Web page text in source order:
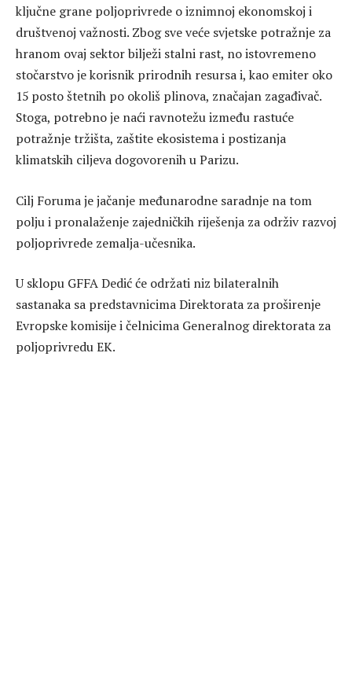
ključne grane poljoprivrede o iznimnoj ekonomskoj i
društvenoj važnosti. Zbog sve veće svjetske potražnje za
hranom ovaj sektor bilježi stalni rast, no istovremeno
stočarstvo je korisnik prirodnih resursa i, kao emiter oko
15 posto štetnih po okoliš plinova, značajan zagađivač.
Stoga, potrebno je naći ravnotežu između rastuće
potražnje tržišta, zaštite ekosistema i postizanja
klimatskih ciljeva dogovorenih u Parizu.
Cilj Foruma je jačanje međunarodne saradnje na tom
polju i pronalaženje zajedničkih riješenja za održiv razvoj
poljoprivrede zemalja-učesnika.
U sklopu GFFA Dedić će održati niz bilateralnih
sastanaka sa predstavnicima Direktorata za proširenje
Evropske komisije i čelnicima Generalnog direktorata za
poljoprivredu EK.